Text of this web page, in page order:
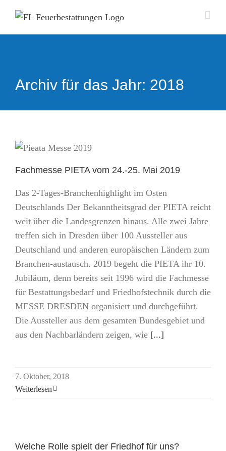
Inhalt
springen
Archiv für das Jahr: 2018
Fachmesse PIETA vom 24.-25. Mai 2019
Das 2-Tages-Branchenhighlight im Osten
Deutschlands Der Bekanntheitsgrad der PIETA reicht
weit über die Landesgrenzen hinaus. Alle zwei Jahre
treffen sich in Dresden über 100 Aussteller aus
Deutschland und anderen europäischen Ländern zum
Branchen-austausch. 2019 begeht die PIETA ihr 10.
Jubiläum, denn bereits seit 1996 wird die Fachmesse
für Bestattungsbedarf und Friedhofstechnik durch die
MESSE DRESDEN organisiert und durchgeführt.
Die Aussteller aus dem gesamten Bundesgebiet und
aus den Nachbarländern zeigen, wie [...]
7. Oktober, 2018
Weiterlesen
Welche Rolle spielt der Friedhof für uns?